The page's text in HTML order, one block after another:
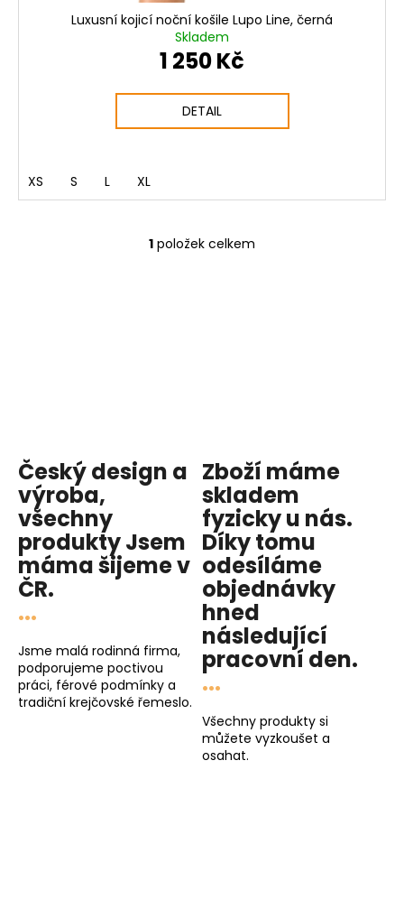
Luxusní kojicí noční košile Lupo Line, černá
Skladem
1 250 Kč
DETAIL
XS S L XL
O
k
y
v
ý
p
i
s
u
1 položek celkem
Český design a
výroba,
všechny
produktyJsem
mámašijeme v
ČR.
...
Jsme malá rodinná firma,
podporujeme poctivou
práci, férové podmínky a
tradiční krejčovské řemeslo.
Zboží máme
skladem
fyzicky u nás.
Díky tomu
odesíláme
objednávky
hned
následující
pracovní den.
...
Všechny produkty si
můžete vyzkoušet a
osahat.